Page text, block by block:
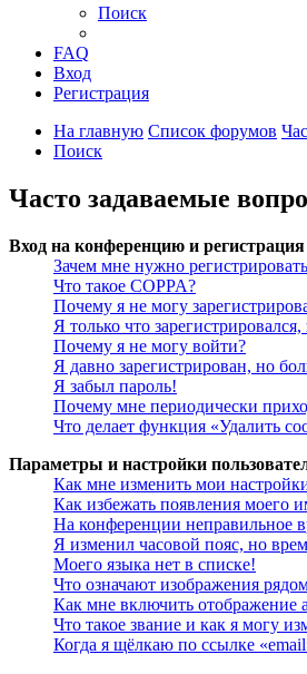
Поиск
FAQ
Вход
Регистрация
На главную Список форумов
Поиск
Часто задаваемые
Вход на конференцию и регистрация
Зачем мне нужно
Что такое COPPA?
Почему я не могу
Я только что
Почему я не могу войти?
Я давно зарегистрирован, но
Я забыл пароль!
Почему мне периодически
Что делает функция «Удалить
Параметры и настройки
Как мне изменить мои
Как избежать появления моего
На конференции неправильное
Я изменил часовой пояс, но
Моего языка нет в списке!
Что означают изображения
Как мне включить отображение
Что такое звание и как я могу
Когда я щёлкаю по ссылке